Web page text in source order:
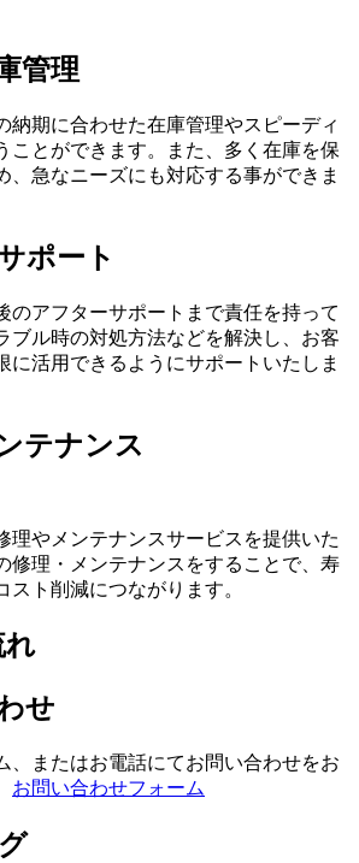
管理
納期に合わせた在庫管理やスピーディ
ことができます。また、多く在庫を保
、急なニーズにも対応する事ができま
ポート
のアフターサポートまで責任を持って
ブル時の対処方法などを解決し、お客
に活用できるようにサポートいたしま
テナンス
理やメンテナンスサービスを提供いた
修理・メンテナンスをすることで、寿
スト削減につながります。
れ
せ
、またはお電話にてお問い合わせをお
お問い合わせフォーム